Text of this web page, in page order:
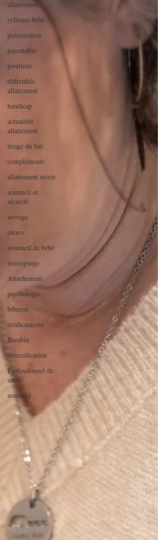
allaitement
rythmes bébé
présentation
parentalité
positions
difficultés
allaitement
handicap
actualités
allaitement
tirage du lait
compléments
allaitement mixte
sommeil et
sécurité
sevrage
pleurs
sommeil de bébé
témoignage
Attachement
psychologie
biberon
médicaments
Bambin
diversification
Professionnel de
santé
sommeil